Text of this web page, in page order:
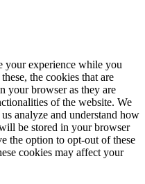
your experience while you
the cookies that are
your browser as they are
of the website. We
analyze and understand how
be stored in your browser
the option to opt-out of these
cookies may affect your